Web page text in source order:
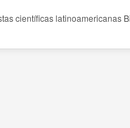
científicas latinoamericanas